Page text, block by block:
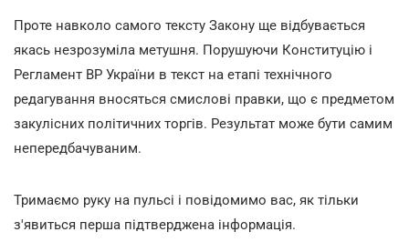
Проте навколо самого тексту Закону ще відбувається
якась незрозуміла метушня. Порушуючи Конституцію і
Регламент ВР України в текст на етапі технічного
редагування вносяться смислові правки, що є предметом
закулісних політичних торгів. Результат може бути самим
непередбачуваним.
Тримаємо руку на пульсі і повідомимо вас, як тільки
з'явиться перша підтверджена інформація.